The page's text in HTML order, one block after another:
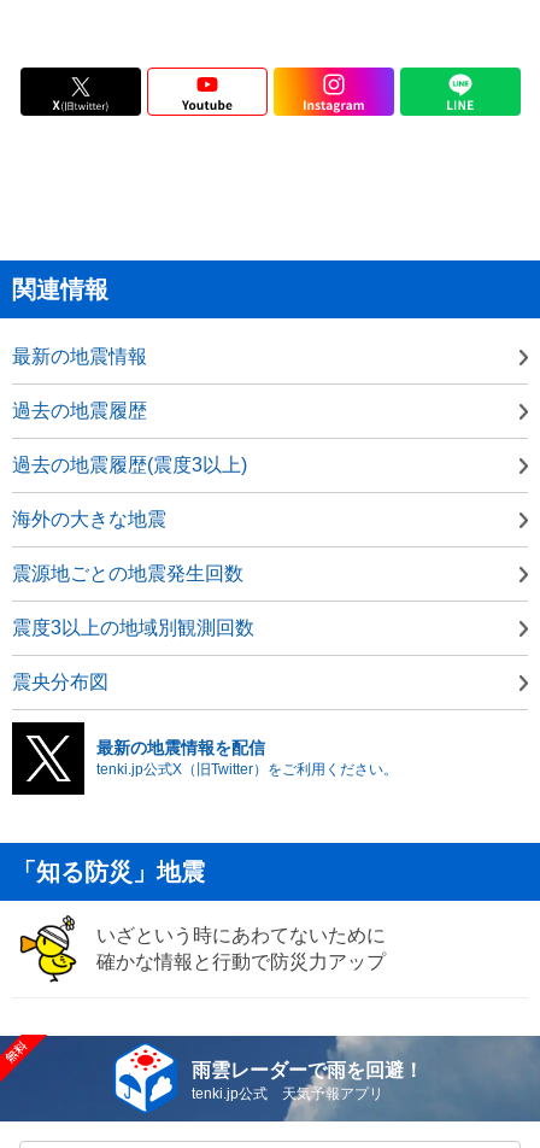
関連情報
最新の地震情報
過去の地震履歴
過去の地震履歴(震度3以上)
海外の大きな地震
震源地ごとの地震発生回数
震度3以上の地域別観測回数
震央分布図
最新の地震情報を配信
tenki.jp公式X（旧Twitter）をご利用ください。
「知る防災」地震
いざという時にあわてないために
確かな情報と行動で防災力アップ
雨雲レーダーで雨を回避！
tenki.jp公式 天気予報アプリ